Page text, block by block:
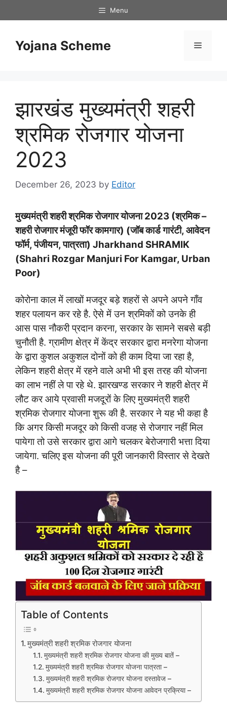
to
Menu
Yojana Scheme Menu
झारखंड मुख्यमंत्री शहरी
श्रमिक रोजगार योजना
2023
December 26, 2023 by Editor
मुख्यमंत्री शहरी श्रमिक रोजगार योजना 2023 (श्रमिक –
शहरी रोजगार मंजूरी फॉर कामगार) (जॉब कार्ड गारंटी, आवेदन
फॉर्म, पंजीयन, पात्रता) Jharkhand SHRAMIK
(Shahri Rozgar Manjuri For Kamgar, Urban
Poor)
कोरोना काल में लाखों मजदूर बड़े शहरों से अपने अपने गाँव
शहर पलायन कर रहे है. ऐसे में उन श्रमिकों को उनके ही
आस पास नौकरी प्रदान करना, सरकार के सामने सबसे बड़ी
चुनौती है. ग्रामीण क्षेत्र में केंद्र सरकार द्वारा मनरेगा योजना
के द्वारा कुशल अकुशल दोनों को ही काम दिया जा रहा है,
लेकिन शहरी क्षेत्र में रहने वाले अभी भी इस तरह की योजना
का लाभ नहीं ले पा रहे थे. झारखण्ड सरकार ने शहरी क्षेत्र में
लौट कर आये प्रवासी मजदूरों के लिए मुख्यमंत्री शहरी
श्रमिक रोजगार योजना शुरू की है. सरकार ने यह भी कहा है
कि अगर किसी मजदूर को किसी वजह से रोजगार नहीं मिल
पायेगा तो उसे सरकार द्वारा आगे चलकर बेरोजगारी भत्ता दिया
जायेगा. चलिए इस योजना की पूरी जानकारी विस्तार से देखते
है –
Table of Contents
मुख्यमंत्री शहरी श्रमिक रोजगार योजना
मुख्यमंत्री शहरी श्रमिक रोजगार योजना की मुख्य बातें –
मुख्यमंत्री शहरी श्रमिक रोजगार योजना पात्रता –
मुख्यमंत्री शहरी श्रमिक रोजगार योजना दस्तावेज –
मुख्यमंत्री शहरी श्रमिक रोजगार योजना आवेदन प्रक्रिया –